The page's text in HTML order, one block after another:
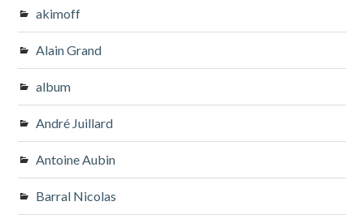
akimoff
Alain Grand
album
André Juillard
Antoine Aubin
Barral Nicolas